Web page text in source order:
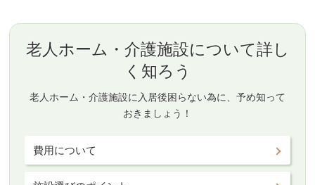
老人ホーム・介護施設について詳し
く知ろう
老人ホーム・介護施設に入居後困らない為に、予め知って
おきましょう！
費用について